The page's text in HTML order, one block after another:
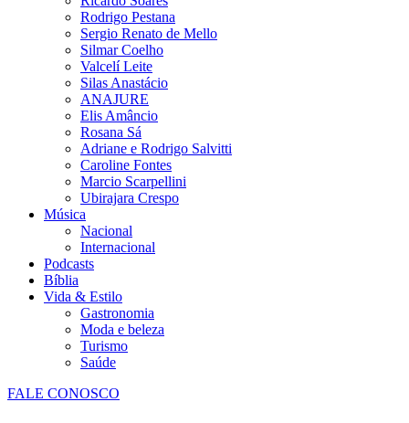
Rodrigo Pestana
Sergio Renato de Mello
Silmar Coelho
Valcelí Leite
Silas Anastácio
ANAJURE
Elis Amâncio
Rosana Sá
Adriane e Rodrigo Salvitti
Caroline Fontes
Marcio Scarpellini
Ubirajara Crespo
Música
Nacional
Internacional
Podcasts
Bíblia
Vida & Estilo
Gastronomia
Moda e beleza
Turismo
Saúde
FALE CONOSCO